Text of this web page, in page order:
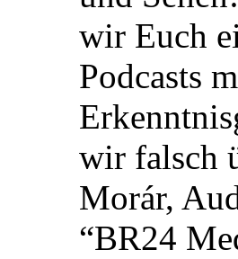
wir Euch
Podcasts
wir falsch
Morár,
“BR24